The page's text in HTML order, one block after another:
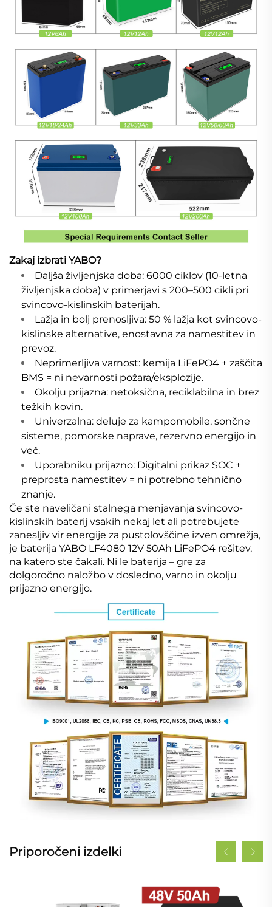
Zakaj izbrati YABO?
Daljša življenjska doba: 6000 ciklov (10-letna
življenjska doba) v primerjavi s 200–500 cikli pri
svincovo-kislinskih baterijah.
Lažja in bolj prenosljiva: 50 % lažja kot svincovo-
kislinske alternative, enostavna za namestitev in
prevoz.
Neprimerljiva varnost: kemija LiFePO4 + zaščita
BMS = ni nevarnosti požara/eksplozije.
Okolju prijazna: netoksična, reciklabilna in brez
težkih kovin.
Univerzalna: deluje za kampomobile, sončne
sisteme, pomorske naprave, rezervno energijo in
več.
Uporabniku prijazno: Digitalni prikaz SOC +
preprosta namestitev = ni potrebno tehnično
znanje.
Če ste naveličani stalnega menjavanja svincovo-
kislinskih baterij vsakih nekaj let ali potrebujete
zanesljiv vir energije za pustolovščine izven omrežja,
je baterija YABO LF4080 12V 50Ah LiFePO4 rešitev,
na katero ste čakali. Ni le baterija – gre za
dolgoročno naložbo v dosledno, varno in okolju
prijazno energijo.
Priporočeni izdelki